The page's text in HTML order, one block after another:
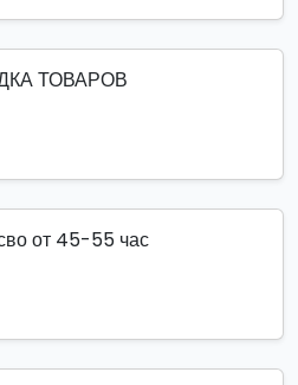
ТОВАРОВ
от 45-55 час